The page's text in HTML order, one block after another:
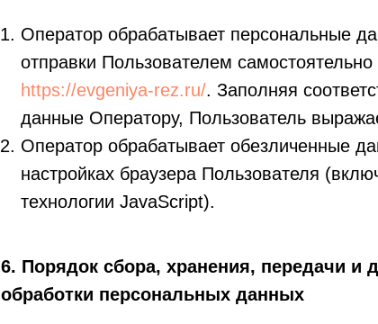
Оператор обрабатывает персональные
отправки Пользователем
https://evgeniya-rez.ru/. Заполняя
данные Оператору, Пользователь
Оператор обрабатывает обезличенные
настройках браузера Пользователя
технологии JavaScript).
6. Порядок сбора, хранения, передачи и
обработки персональных данных